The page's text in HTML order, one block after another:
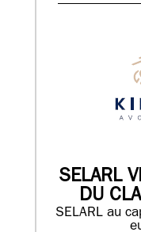
SELARL
DU
SELARL au